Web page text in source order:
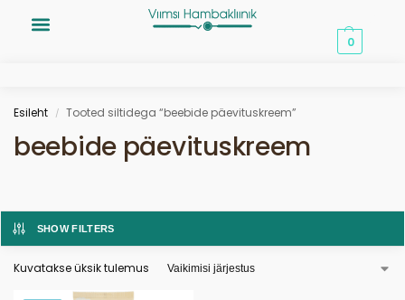
0
Esileht / Tooted siltidega “beebide päevituskreem”
beebide päevituskreem
SHOW FILTERS
Kuvatakse üksik tulemus